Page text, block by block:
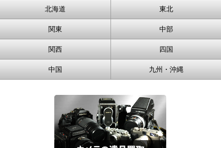
北海道 東北
関東 中部
関西 四国
中国 九州・沖縄